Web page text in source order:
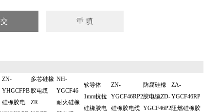
ZN-
YHGCFPB
硅橡胶电
多芯硅橡
胶电缆
ZR-
NH-
YGCF46
耐火硅橡
软导体
1mm抗拉
硅橡胶电
ZN-
YGCF46RP2
硅橡胶电缆
防腐硅橡
胶电缆ZD-
YGCF46P2
ZA-
YGCF46RP
阻燃硅橡胶